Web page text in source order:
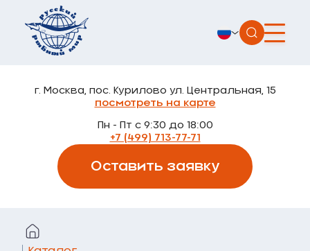
г. Москва, пос. Курилово ул. Центральная, 15
посмотреть на карте
Пн - Пт с 9:30 до 18:00
+7 (499) 713-77-71
Оставить заявку